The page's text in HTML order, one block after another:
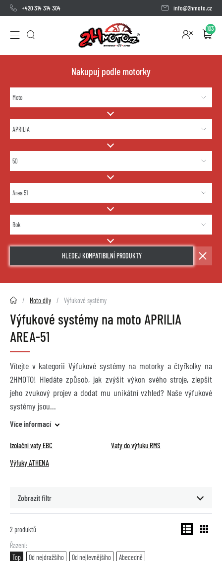
+420 314 314 304 info@2hmoto.cz
103
Nakupuj podle motorky
HLEDEJ KOMPATIBILNÍ PRODUKTY
2HMOTO.cz Moto díly Výfukové systémy
Výfukové systémy na moto APRILIA
AREA-51
Vítejte v kategorii Výfukové systémy na motorky a čtyřkolky na
2HMOTO! Hledáte způsob, jak zvýšit výkon svého stroje, zlepšit
jeho zvukový projev a dodat mu unikátní vzhled? Naše výfukové
systémy jsou
Více informací
Izolační vaty EBC
Vaty do výfuku RMS
Výfuky ATHENA
Zobrazit filtr
2 produktů
Řazení
Top
Od nejdražšího Od nejlevnějšího Abecedně